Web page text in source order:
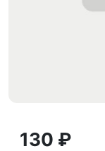
130 ₽